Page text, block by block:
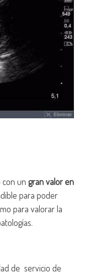
con un gran valor en
para poder
para valorar la
de servicio de